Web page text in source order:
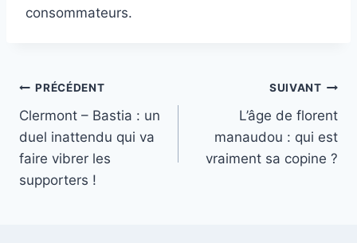
consommateurs.
Navigation
de
l’article
PRÉCÉDENT
Clermont – Bastia : un
duel inattendu qui va
faire vibrer les
supporters !
SUIVANT
L’âge de florent
manaudou : qui est
vraiment sa copine ?